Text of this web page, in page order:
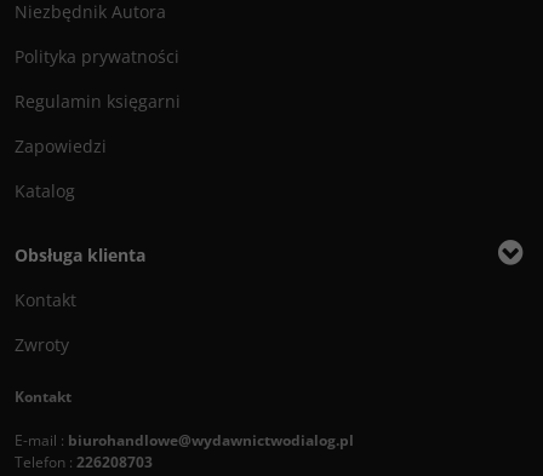
Niezbędnik Autora
Polityka prywatności
Regulamin księgarni
Zapowiedzi
Katalog
Obsługa klienta
Kontakt
Zwroty
Kontakt
E-mail : biurohandlowe@wydawnictwodialog.pl
Telefon : 226208703